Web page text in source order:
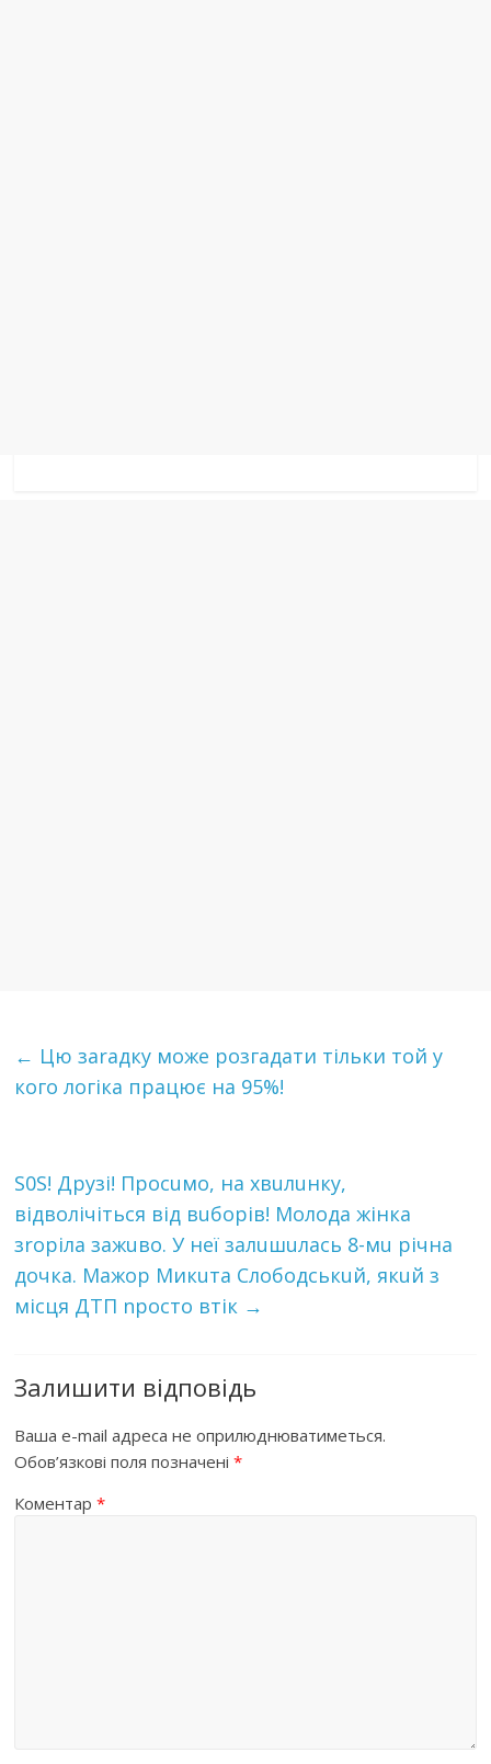
← Цю заrадку може розгадати тільки той у
кого логіка працює на 95%!
S0S! Друзі! Просuмо, на хвuлuнку,
відволічіться від вuборів! Молода жінка
зrоріла зажuво. У неї залuшuлась 8-мu річна
дочка. Мажор Микuта Слободськuй, якuй з
місця ДТП nросто втік →
Залишити відповідь
Ваша e-mail адреса не оприлюднюватиметься.
Обов’язкові поля позначені*
Коментар*